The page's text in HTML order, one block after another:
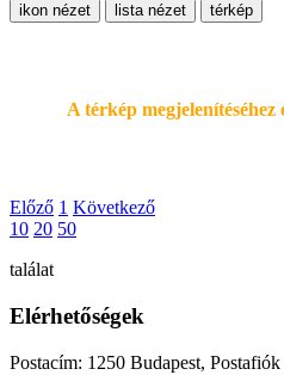
ikon nézet lista nézet térkép
A térkép megjelenítéséhez
Előző 1 Következő
10 20 50
találat
Elérhetőségek
Postacím: 1250 Budapest, Postafiók